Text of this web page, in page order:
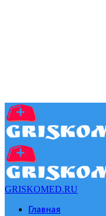
GRISKOMED.RU
Главная